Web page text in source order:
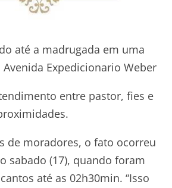
até a madrugada em uma
Expedicionario Weber
entre pastor, fies e
de moradores, o fato ocorreu
sabado (17), quando foram
até as 02h30min. “Isso